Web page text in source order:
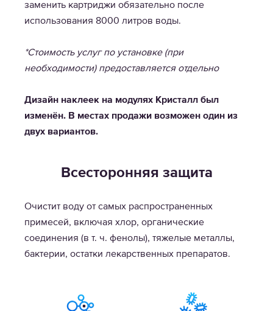
заменить картриджи обязательно после
использования 8000 литров воды.
*Стоимость услуг по установке (при
необходимости) предоставляется отдельно
Дизайн наклеек на модулях Кристалл был
изменён. В местах продажи возможен один из
двух вариантов.
Всесторонняя защита
Очистит воду от самых распространенных
примесей, включая хлор, органические
соединения (в т. ч. фенолы), тяжелые металлы,
бактерии, остатки лекарственных препаратов.